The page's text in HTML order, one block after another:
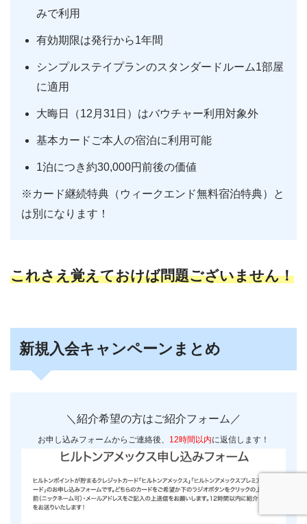
みで利用
有効期限は発行から1年間
シンプルステイプランのスタンダードルーム1部屋
に適用
大晦日（12月31日）はバウチャー利用対象外
基本カードご本人の宿泊に利用可能
1泊につき約30,000円前後の価値
※カード継続特典（ウィークエンド無料宿泊特典）と
は別になります！
これさえ覚えておけば問題ございません！
新規入会キャンペーンまとめ
＼紹介希望の方はご紹介フォーム／
お申し込みフォームからご連絡後、 12時間以内に返信します！